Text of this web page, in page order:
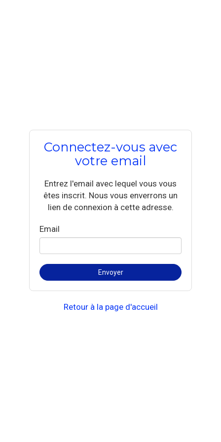
Connectez-vous avec
votre email
Entrez l'email avec lequel vous vous
êtes inscrit. Nous vous enverrons un
lien de connexion à cette adresse.
Email
Retour à la page d'accueil